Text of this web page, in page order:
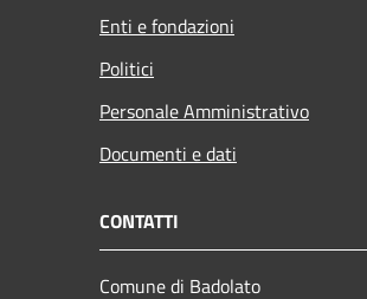
Enti e fondazioni
Politici
Personale Amministrativo
Documenti e dati
CONTATTI
Comune di Badolato